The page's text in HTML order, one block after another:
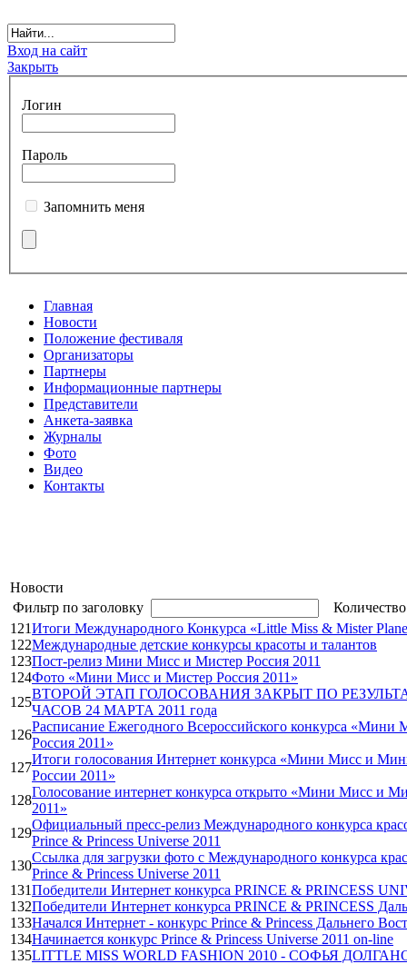
Вход на сайт
Закрыть
Логин
Пароль
Запомнить меня
Главная
Новости
Положение фестиваля
Организаторы
Партнеры
Информационные партнеры
Представители
Анкета-заявка
Журналы
Фото
Видео
Контакты
Новости
Фильтр по заголовку
121Итоги Международного Конкурса «Little Miss & Mister
122Международные детские конкурсы красоты и талантов
123Пост-релиз Мини Мисс и Мистер Россия 2011
124Фото «Мини Мисс и Мистер Россия 2011»
125
ВТОРОЙ ЭТАП ГОЛОСОВАНИЯ ЗАКРЫТ ПО
ЧАСОВ 24 МАРТА 2011 года
126
Расписание Ежегодного Всероссийского конкурса «Мини
Россия 2011»
127
Итоги голосования Интернет конкурса «Мини Мисс и
России 2011»
128
Голосование интернет конкурса открыто «Мини Мисс и
2011»
129
Официальный пресс-релиз Международного конкурса
Prince & Princess Universe 2011
130
Ссылка для загрузки фото с Международного конкурса
Prince & Princess Universe 2011
131Победители Интернет конкурса PRINCE & PRINCESS
132Победители Интернет конкурса PRINCE & PRINCESS
133Начался Интернет - конкурс Prince & Princess Дальнего
134Начинается конкурс Prince & Princess Universe 2011 on-line
135LITTLE MISS WORLD FASHION 2010 - СОФЬЯ